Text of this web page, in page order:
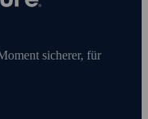
sicherer, für